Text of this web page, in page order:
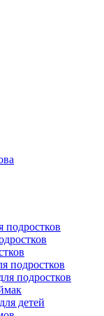
подростков
подростков
подростков
детей